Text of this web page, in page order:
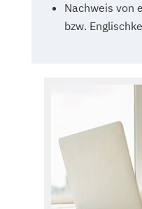
Nachweis von
bzw.